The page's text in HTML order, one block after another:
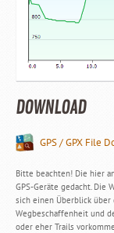
DOWNLOAD
GPS / GPX File
Bitte beachten! Die hier
GPS-Geräte gedacht. Die
sich einen Überblick
Wegbeschaffenheit und
oder eher Trails